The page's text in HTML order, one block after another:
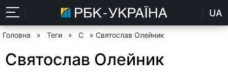
UA
Головна » Теги » С » Святослав Олейник
Святослав Олейник